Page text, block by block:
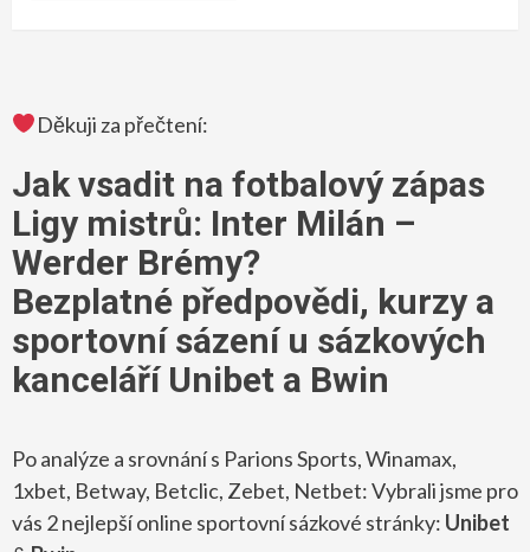
Děkuji za přečtení:
Jak vsadit na fotbalový zápas
Ligy mistrů: Inter Milán –
Werder Brémy?
Bezplatné předpovědi, kurzy a
sportovní sázení u sázkových
kanceláří Unibet a Bwin
Po analýze a srovnání s Parions Sports, Winamax,
1xbet, Betway, Betclic, Zebet, Netbet: Vybrali jsme pro
vás 2 nejlepší online sportovní sázkové stránky: Unibet